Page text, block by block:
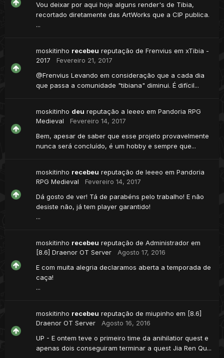
Vou deixar por aqui hoje alguns render's de Tibia,
recortado diretamente das ArtWorks que a CIP publica.
...
moskitinho recebeu reputação de Frenvius em xTibia -
2017
Fevereiro 21, 2017
@Frenvius Levando em consideração que a cada dia
que passa a comunidade "tibiana" diminui. É difícil...
moskitinho deu reputação a leeeo em Pandoria RPG
Medieval
Fevereiro 14, 2017
Bem, apesar de saber que esse projeto provavelmente
nunca será concluído, é um hobby e sempre que...
moskitinho recebeu reputação de leeeo em Pandoria
RPG Medieval
Fevereiro 14, 2017
Dá gosto de ver! Tá de parabéns pelo trabalho! E não
desiste não, já tem player garantido!
...
moskitinho recebeu reputação de Administrador em
[8.6] Draenor OT Server
Agosto 17, 2016
E com muita alegria declaramos aberta a temporada de
caça!
...
moskitinho recebeu reputação de miupinho em [8.6]
Draenor OT Server
Agosto 16, 2016
UP - E ontem teve o primeiro time da anihilatior quest e
apenas dois conseguiram terminar a quest Jia Ren Qu...